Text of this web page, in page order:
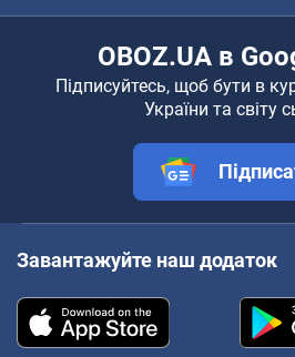
OBOZ.UA в
Підписуйтесь, щоб бути в
України та світу
Завантажуйте наш додаток